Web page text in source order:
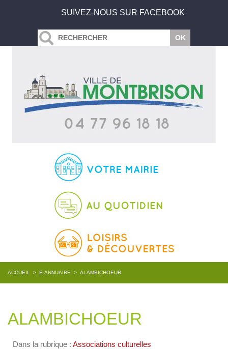
SUIVEZ-NOUS SUR FACEBOOK
ACCUEIL > E-ANNUAIRE > ALAMBICHOEUR
ALAMBICHOEUR
Dans la rubrique : Associations culturelles